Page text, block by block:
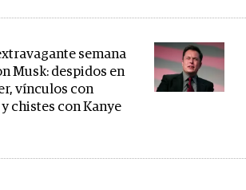
semana
Musk: despidos en
vínculos con
y chistes con Kanye